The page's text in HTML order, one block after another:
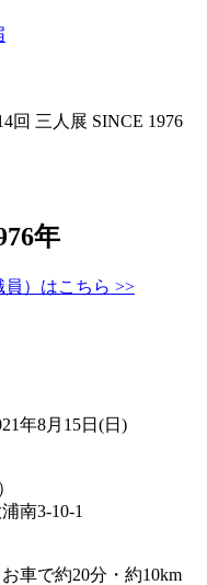
回 三人展 SINCE 1976
年
）はこちら >>
年8月 15日 (日 )
南3-10-1
車で約20分・約10km